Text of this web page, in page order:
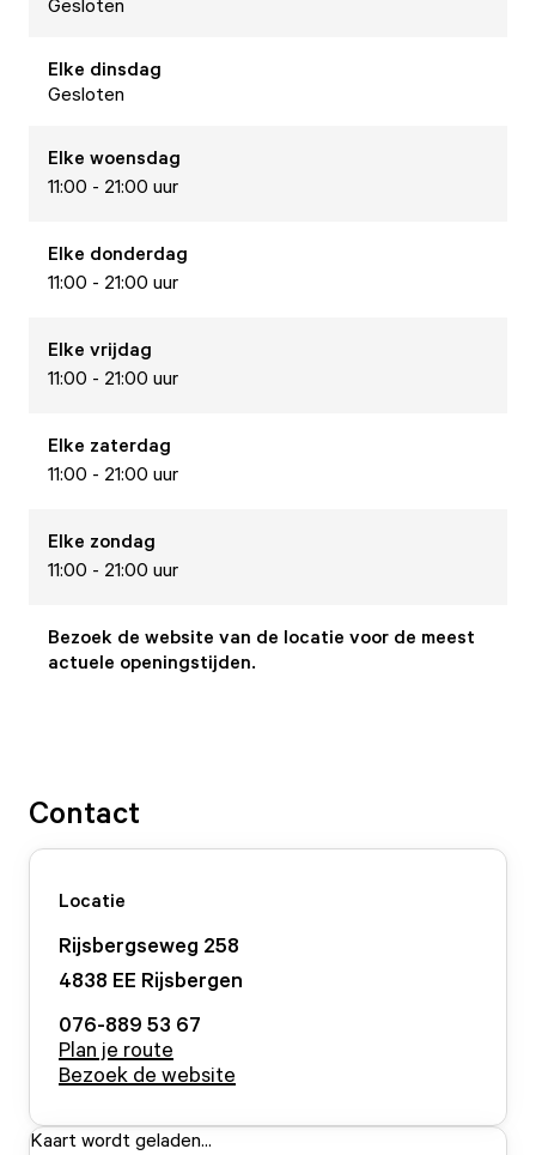
Gesloten
Elke dinsdag
Gesloten
Elke woensdag
11:00 - 21:00 uur
Elke donderdag
11:00 - 21:00 uur
Elke vrijdag
11:00 - 21:00 uur
Elke zaterdag
11:00 - 21:00 uur
Elke zondag
11:00 - 21:00 uur
Bezoek de website van de locatie voor de meest
actuele openingstijden.
Contact
Locatie
Rijsbergseweg 258
4838 EE Rijsbergen
076-889 53 67
Plan je route
Bezoek de website
Kaart wordt geladen...